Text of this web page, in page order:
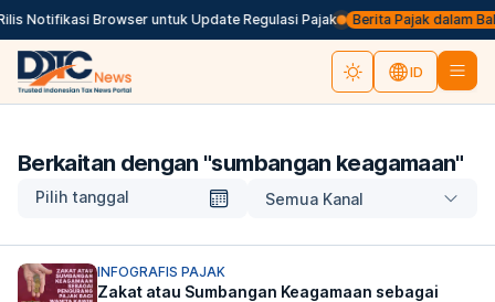
Notifikasi Browser untuk Update Regulasi Pajak Berita Pajak dalam
ID
Berkaitan dengan "sumbangan keagamaan"
Pilih tanggal Semua Kanal
INFOGRAFIS PAJAK
Zakat atau Sumbangan Keagamaan sebagai